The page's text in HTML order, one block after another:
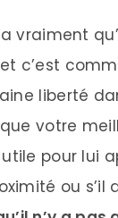
vraiment
c’est
liberté
votre
pour lui
ou